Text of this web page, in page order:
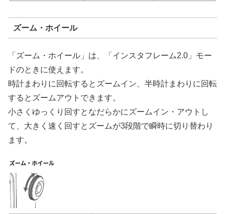
ズーム・ホイール
「ズーム・ホイール」は、「インスタフレーム2.0」モー
ドのときに使えます。
時計まわりに回転するとズームイン、半時計まわりに回転
するとズームアウトできます。
小さくゆっくり回すとなだらかにズームイン・アウトし
て、大きく速く回すとズームが3段階で瞬時に切り替わり
ます。